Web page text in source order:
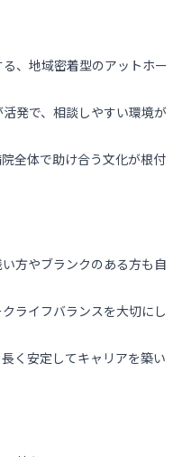
、地域密着型のアットホー
発で、相談しやすい環境が
全体で助け合う文化が根付
方やブランクのある方も自
ライフバランスを大切にし
く安定してキャリアを築い